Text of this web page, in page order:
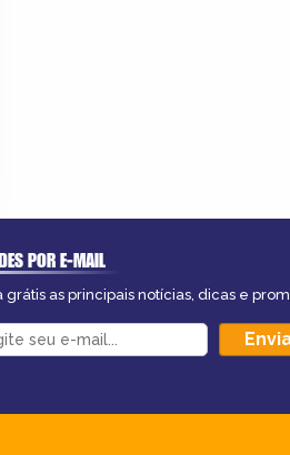
POR E-MAIL
grátis as principais notícias, dicas e